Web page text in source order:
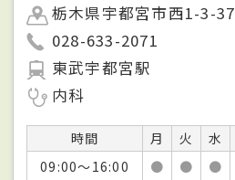
栃木県宇都宮市西1-3-37
028-633-2071
東武宇都宮駅
内科
時間 月 火 水
09:00～16:00
● ● ●